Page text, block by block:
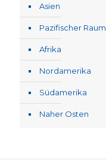
Asien
Pazifischer Raum
Afrika
Nordamerika
Südamerika
Naher Osten